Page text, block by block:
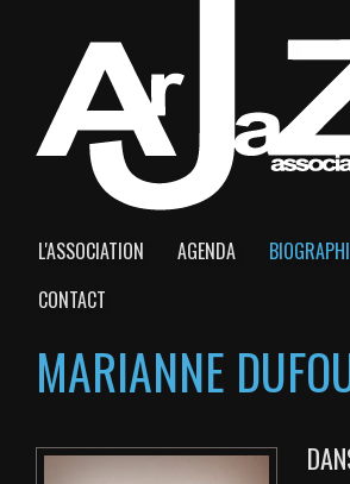
L'ASSOCIATION AGENDA
CONTACT
MARIANNE